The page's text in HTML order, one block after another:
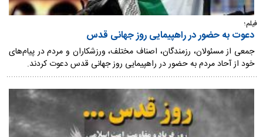
فیلم؛
دعوت به حضور در راهپیمایی روز جهانی قدس
جمعی از مسئولان، رزمندگان، اصناف مختلف، ورزشکاران و مردم در پیام‌های
خود از آحاد مردم به حضور در راهپیمایی روز جهانی قدس دعوت کردند.